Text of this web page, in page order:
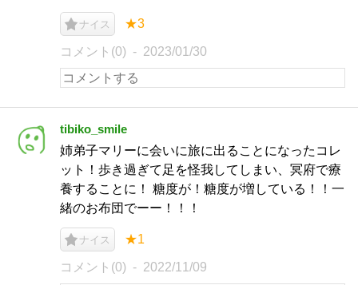
ナイス ★3
コメント(0) 2023/01/30
tibiko_smile
姉弟子マリーに会いに旅に出ることになったコレ
ット！歩き過ぎて足を怪我してしまい、冥府で療
養することに！ 糖度が！糖度が増している！！一
緒のお布団でーー！！！
ナイス ★1
コメント(0) 2022/11/09